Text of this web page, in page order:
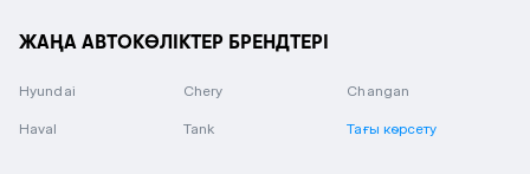
ЖАҢА АВТОКӨЛІКТЕР БРЕНДТЕРІ
Hyundai Chery Changan
Haval Tank Тағы көрсету